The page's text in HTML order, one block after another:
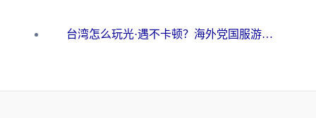
台湾怎么玩光·遇不卡顿？海外党国服游戏加速终极攻略（附实测体验）